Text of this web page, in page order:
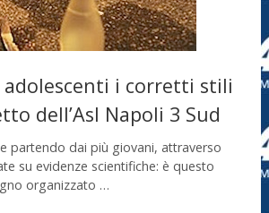
adolescenti i corretti stili
dell’Asl Napoli 3 Sud
partendo dai più giovani, attraverso
su evidenze scientifiche: è questo
organizzato …